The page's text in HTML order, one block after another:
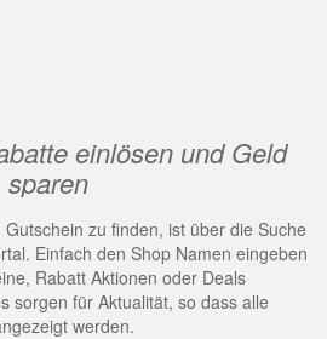
einlösen und Geld
sparen
zu finden, ist über die Suche
Einfach den Shop Namen eingeben
Rabatt Aktionen oder Deals
sorgen für Aktualität, so dass alle
werden.